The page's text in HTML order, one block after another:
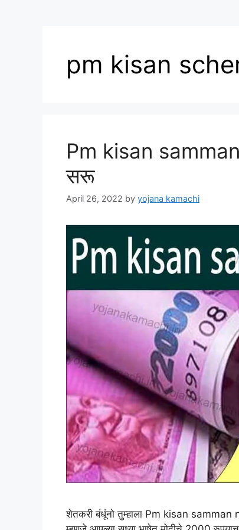
pm kisan
Pm kisan samman
सरू
April 26, 2022 by yojana kamachi
शेतकरी बंधूंनो तुम्हाला Pm kisan samman